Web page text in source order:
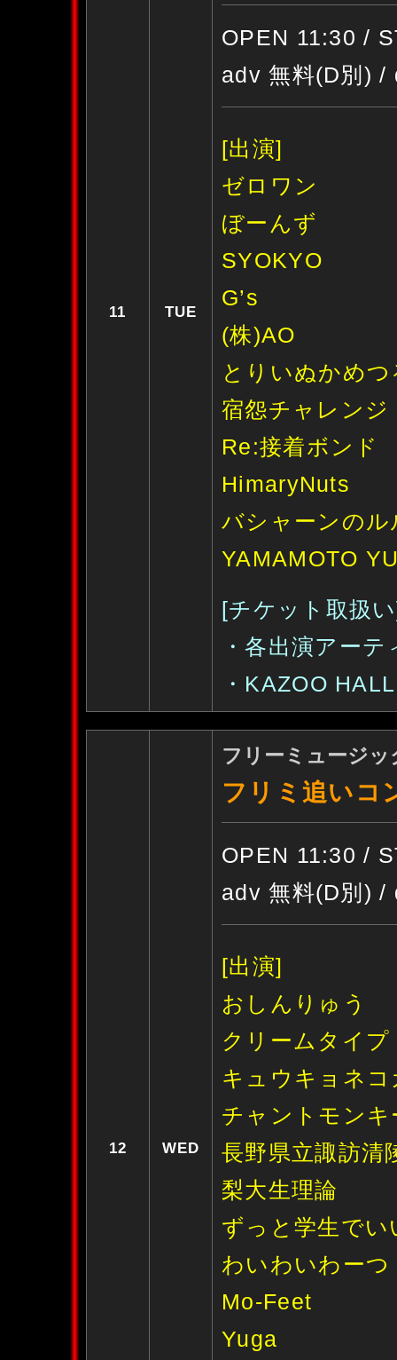
11 TUE
OPEN 11:30 /
adv 無料(D別) /
[出演]
ゼロワン
ぼーんず
SYOKYO
G’s
(株)AO
とりいぬかめつ
宿怨チャレンジ
Re:接着ボンド
HimaryNuts
バシャーンのル
YAMAMOTO
[チケット取扱
・各出演アーテ
・KAZOO
12 WED
フリーミュージ
フリミ追いコ
OPEN 11:30 /
adv 無料(D別) /
[出演]
おしんりゅう
クリームタイプ
キュウキョネ
チャントモンキ
長野県立諏訪清
梨大生理論
ずっと学生でい
わいわいわーつ
Mo-Feet
Yuga